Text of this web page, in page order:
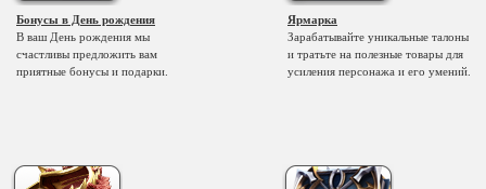
Бонусы в День рождения
В ваш День рождения мы
счастливы предложить вам
приятные бонусы и подарки.
Ярмарка
Зарабатывайте уникальные талоны
и тратьте на полезные товары для
усиления персонажа и его умений.